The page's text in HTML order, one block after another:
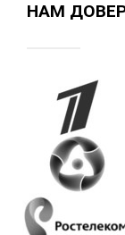
НАМ